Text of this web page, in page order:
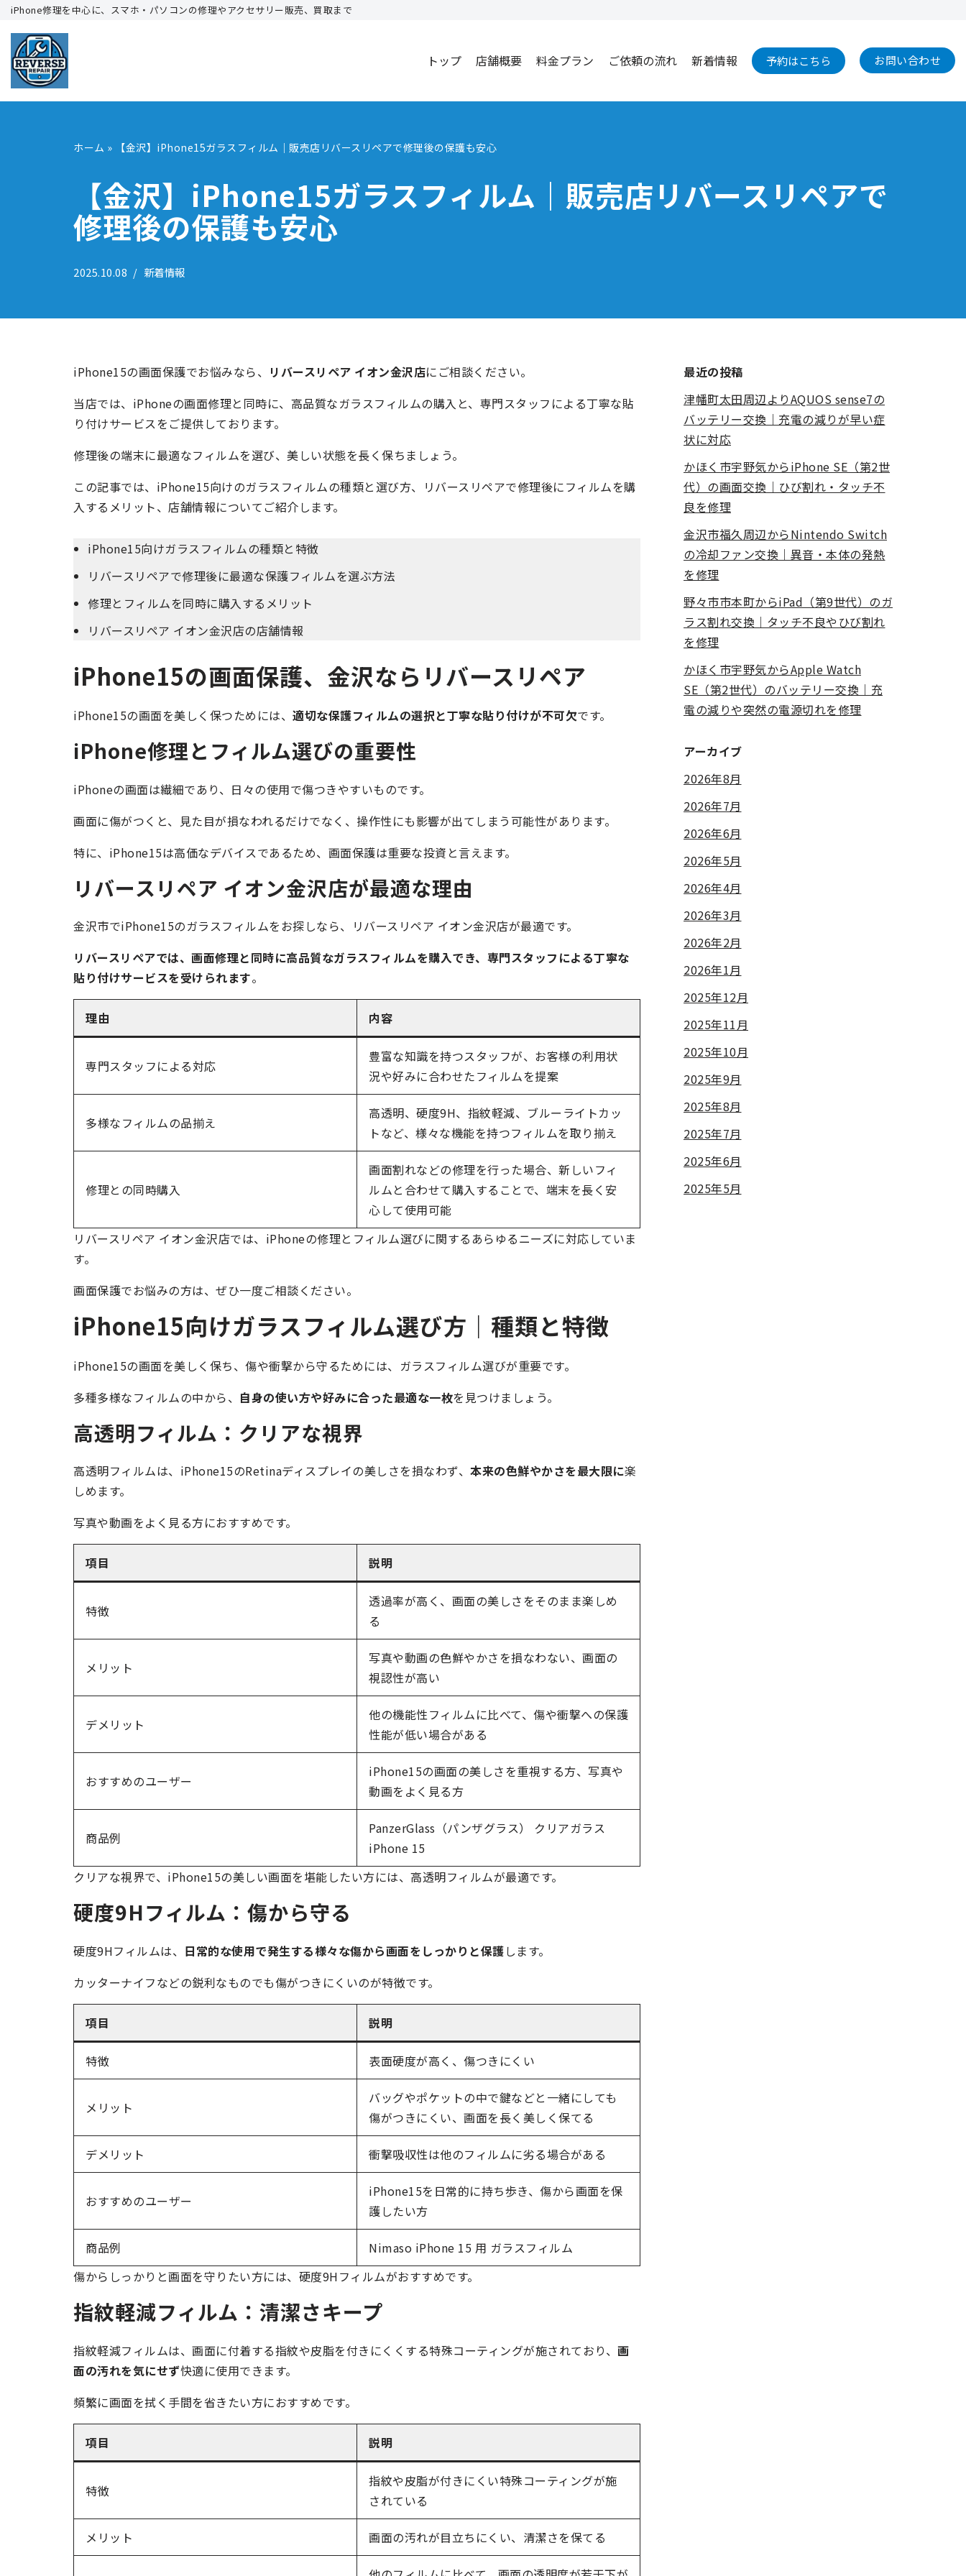
コ
ン
テ
ン
iPhone修理を中心に、スマホ・パソコンの修理やアクセサリー販売、買取まで
トップ 店舗概要 料金プラン ご依頼の流れ 新着情報 予約はこちら お問い合わせ
ホーム » 【金沢】iPhone15ガラスフィルム｜販売店リバースリペアで修理後の保護も安心
【金沢】iPhone15ガラスフィルム｜販売店リバースリペアで
修理後の保護も安心
2025.10.08 新着情報
iPhone15の画面保護でお悩みなら、 リバースリペア イオン金沢店にご相談ください。
当店では、iPhoneの画面修理と同時に、高品質なガラスフィルムの購入と、専門スタッフによる丁寧な貼
り付けサービスをご提供しております。
修理後の端末に最適なフィルムを選び、美しい状態を長く保ちましょう。
この記事では、iPhone15向けのガラスフィルムの種類と選び方、リバースリペアで修理後にフィルムを購
入するメリット、店舗情報についてご紹介します。
iPhone15向けガラスフィルムの種類と特徴
リバースリペアで修理後に最適な保護フィルムを選ぶ方法
修理とフィルムを同時に購入するメリット
リバースリペア イオン金沢店の店舗情報
iPhone15の画面保護、金沢ならリバースリペア
iPhone15の画面を美しく保つためには、 適切な保護フィルムの選択と丁寧な貼り付けが不可欠です。
iPhone修理とフィルム選びの重要性
iPhoneの画面は繊細であり、日々の使用で傷つきやすいものです。
画面に傷がつくと、見た目が損なわれるだけでなく、操作性にも影響が出てしまう可能性があります。
特に、iPhone15は高価なデバイスであるため、画面保護は重要な投資と言えます。
リバースリペア イオン金沢店が最適な理由
金沢市でiPhone15のガラスフィルムをお探しなら、リバースリペア イオン金沢店が最適です。
リバースリペアでは、画面修理と同時に高品質なガラスフィルムを購入でき、専門スタッフによる丁寧な
貼り付けサービスを受けられます。
理由 内容
専門スタッフによる対応
豊富な知識を持つスタッフが、お客様の利用状
況や好みに合わせたフィルムを提案
多様なフィルムの品揃え
高透明、硬度9H、指紋軽減、ブルーライトカッ
トなど、様々な機能を持つフィルムを取り揃え
修理との同時購入
画面割れなどの修理を行った場合、新しいフィ
ルムと合わせて購入することで、端末を長く安
心して使用可能
リバースリペア イオン金沢店では、iPhoneの修理とフィルム選びに関するあらゆるニーズに対応していま
す。
画面保護でお悩みの方は、ぜひ一度ご相談ください。
iPhone15向けガラスフィルム選び方｜種類と特徴
iPhone15の画面を美しく保ち、傷や衝撃から守るためには、ガラスフィルム選びが重要です。
多種多様なフィルムの中から、 自身の使い方や好みに合った最適な一枚を見つけましょう。
高透明フィルム：クリアな視界
高透明フィルムは、iPhone15のRetinaディスプレイの美しさを損なわず、 本来の色鮮やかさを最大限に楽
しめます。
写真や動画をよく見る方におすすめです。
項目 説明
特徴
透過率が高く、画面の美しさをそのまま楽しめ
る
メリット
写真や動画の色鮮やかさを損なわない、画面の
視認性が高い
デメリット
他の機能性フィルムに比べて、傷や衝撃への保護
性能が低い場合がある
おすすめのユーザー
iPhone15の画面の美しさを重視する方、写真や
動画をよく見る方
商品例
PanzerGlass（パンザグラス） クリアガラス
iPhone 15
クリアな視界で、iPhone15の美しい画面を堪能したい方には、高透明フィルムが最適です。
硬度9Hフィルム：傷から守る
硬度9Hフィルムは、 日常的な使用で発生する様々な傷から画面をしっかりと保護します。
カッターナイフなどの鋭利なものでも傷がつきにくいのが特徴です。
項目 説明
特徴 表面硬度が高く、傷つきにくい
メリット
バッグやポケットの中で鍵などと一緒にしても
傷がつきにくい、画面を長く美しく保てる
デメリット 衝撃吸収性は他のフィルムに劣る場合がある
おすすめのユーザー
iPhone15を日常的に持ち歩き、傷から画面を保
護したい方
商品例
Nimaso iPhone 15 用 ガラスフィルム
傷からしっかりと画面を守りたい方には、硬度9Hフィルムがおすすめです。
指紋軽減フィルム：清潔さキープ
指紋軽減フィルムは、画面に付着する指紋や皮脂を付きにくくする特殊コーティングが施されており、 画
面の汚れを気にせず快適に使用できます。
頻繁に画面を拭く手間を省きたい方におすすめです。
項目 説明
特徴
指紋や皮脂が付きにくい特殊コーティングが施
されている
メリット 画面の汚れが目立ちにくい、清潔さを保てる
最近の投稿
津幡町太田周辺よりAQUOS sense7の
バッテリー交換｜充電の減りが早い症
状に対応
かほく市宇野気からiPhone SE（第2世
代）の画面交換｜ひび割れ・タッチ不
良を修理
金沢市福久周辺からNintendo Switch
の冷却ファン交換｜異音・本体の発熱
を修理
野々市市本町からiPad（第9世代）のガ
ラス割れ交換｜タッチ不良やひび割れ
を修理
かほく市宇野気からApple Watch
SE（第2世代）のバッテリー交換｜充
電の減りや突然の電源切れを修理
アーカイブ
2026年8月
2026年7月
2026年6月
2026年5月
2026年4月
2026年3月
2026年2月
2026年1月
2025年12月
2025年11月
2025年10月
2025年9月
2025年8月
2025年7月
2025年6月
2025年5月